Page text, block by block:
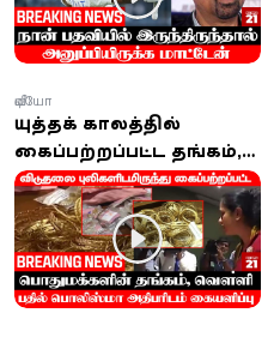
மாட்டேன்!
யுத்தக் காலத்தில்
கைப்பற்றப்பட்ட தங்கம்,
வௌ்ளி பதில் பொலிஸ்
மாஅதிபரிடம் கையளிப்பு
வீடியோ